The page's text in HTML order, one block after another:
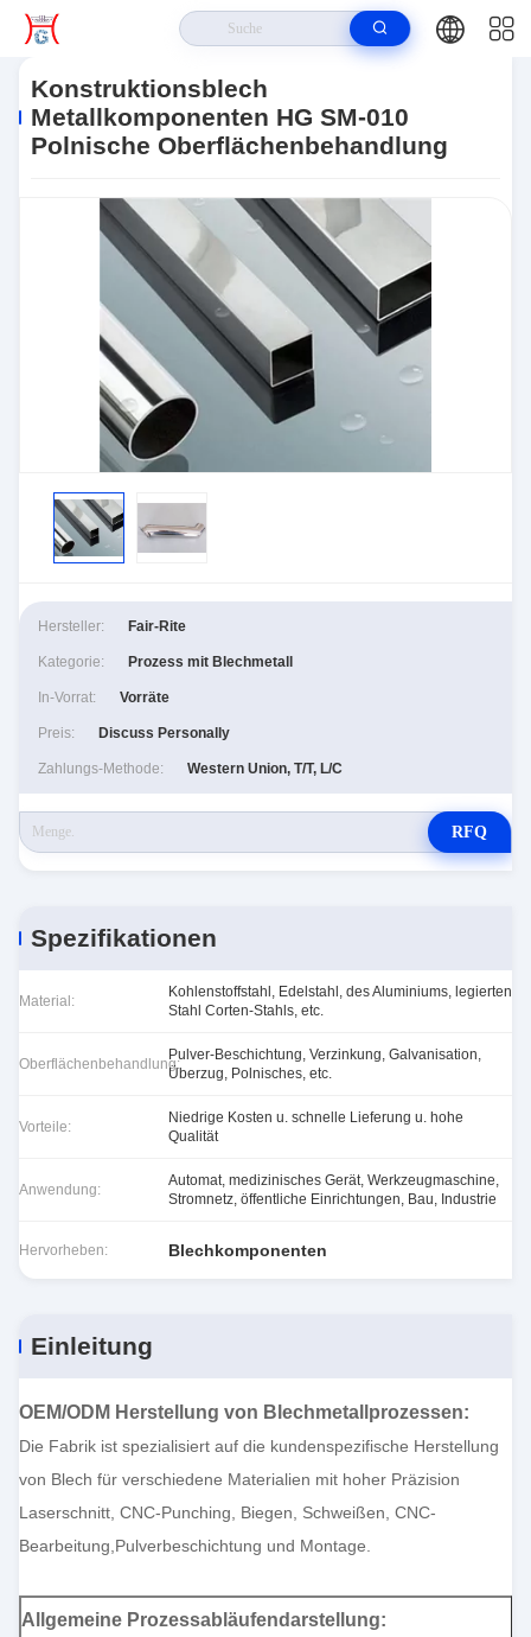
Metallkomponenten HG SM-010 Polnische Oberflächenbehandlung
Konstruktionsblech
Metallkomponenten HG SM-010
Polnische Oberflächenbehandlung
Hersteller: Fair-Rite
Kategorie: Prozess mit Blechmetall
In-Vorrat: Vorräte
Preis: Discuss Personally
Zahlungs-Methode: Western Union, T/T, L/C
RFQ
Spezifikationen
Material:
Kohlenstoffstahl, Edelstahl, des Aluminiums, legierten
Stahl Corten-Stahls, etc.
Oberflächenbehandlung:
Pulver-Beschichtung, Verzinkung, Galvanisation,
Überzug, Polnisches, etc.
Vorteile:
Niedrige Kosten u. schnelle Lieferung u. hohe
Qualität
Anwendung:
Automat, medizinisches Gerät, Werkzeugmaschine,
Stromnetz, öffentliche Einrichtungen, Bau, Industrie
Hervorheben: Blechkomponenten
Einleitung
OEM/ODM Herstellung von Blechmetallprozessen:
Die Fabrik ist spezialisiert auf die kundenspezifische Herstellung
von Blech für verschiedene Materialien mit hoher Präzision
Laserschnitt, CNC-Punching, Biegen, Schweißen, CNC-
Bearbeitung,Pulverbeschichtung und Montage.
Allgemeine Prozessabläufendarstellung: